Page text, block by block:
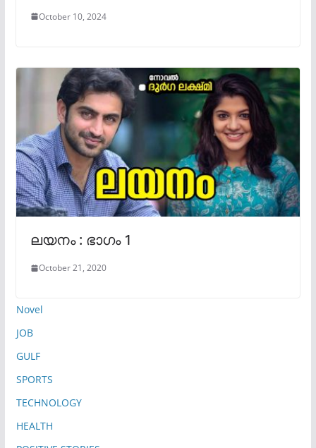
October 10, 2024
ലയനം : ഭാഗം 1
October 21, 2020
Novel
JOB
GULF
SPORTS
TECHNOLOGY
HEALTH